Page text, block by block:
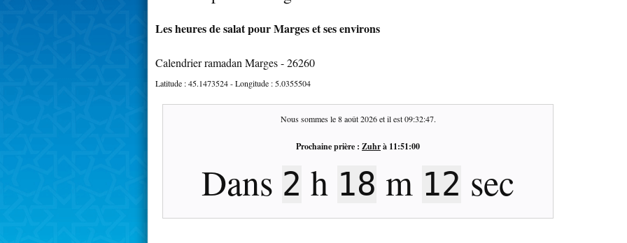
Les heures de salat pour Marges et ses environs
Calendrier ramadan Marges - 26260
Latitude :45.1473524- Longitude : 5.0355504
Nous sommes le8 août 2026et il est09:32:48.
Prochaine prière : Zuhrà 11:51:00
Dans 2 h 18 m 11 sec